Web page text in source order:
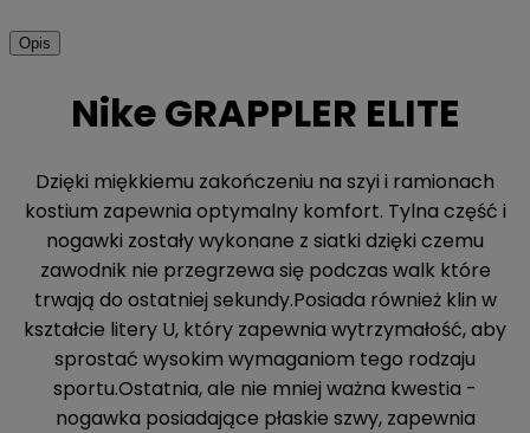
Opis
Nike GRAPPLER ELITE
Dzięki miękkiemu zakończeniu na szyi i ramionach
kostium zapewnia optymalny komfort. Tylna część i
nogawki zostały wykonane z siatki dzięki czemu
zawodnik nie przegrzewa się podczas walk które
trwają do ostatniej sekundy.Posiada również klin w
kształcie litery U, który zapewnia wytrzymałość, aby
sprostać wysokim wymaganiom tego rodzaju
sportu.Ostatnia, ale nie mniej ważna kwestia -
nogawka posiadające płaskie szwy, zapewnia